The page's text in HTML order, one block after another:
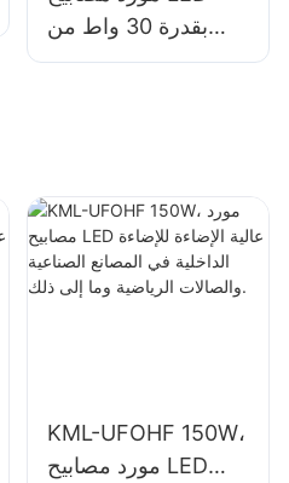
بقدرة 30 واط من
KML-FLD لإضاءة
KML-UFOHF 150W،
مورد مصابيح LED